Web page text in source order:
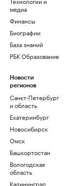
медиа
Финансы
Биографии
База знаний
РБК Образование
Новости
регионов
Санкт-Петербург
и область
Екатеринбург
Новосибирск
Омск
Башкортостан
Вологодская
область
Калининград